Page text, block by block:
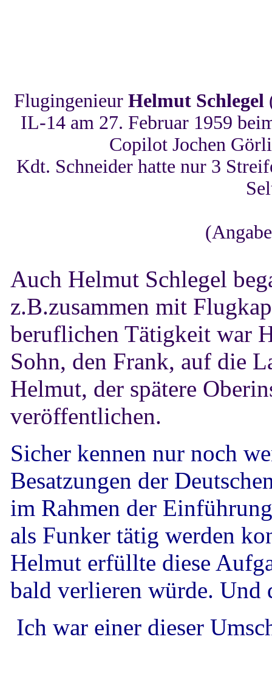
Flugingenieur Helmut Schlegel
IL-14 am 27. Februar 1959
Copilot Jochen
Kdt. Schneider hatte nur 3
Auch Helmut Schlegel
z.B.zusammen mit
beruflichen Tätigkeit war
Sohn, den Frank, auf die
Helmut, der spätere
veröffentlichen.
Sicher kennen nur noch
Besatzungen der
im Rahmen der
als Funker tätig werden
Helmut erfüllte diese
bald verlieren würde. Und
Ich war einer dieser